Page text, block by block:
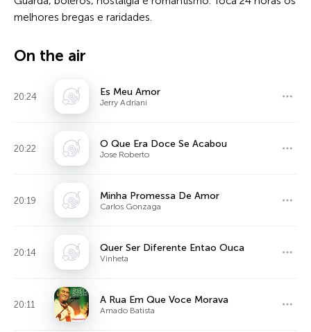
melhores bregas e raridades.
On the air
20:24 Es Meu Amor
Jerry Adriani
20:22 O Que Era Doce Se Acabou
Jose Roberto
20:19 Minha Promessa De Amor
Carlos Gonzaga
20:14 Quer Ser Diferente Entao Ouca
Vinheta
20:11 A Rua Em Que Voce Morava
Amado Batista